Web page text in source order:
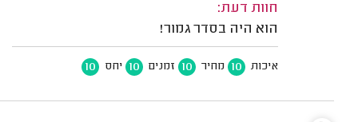
חוות דעת:
הוא היה בסדר גמור!
איכות 10 מחיר 10 זמנים 10 יחס 10